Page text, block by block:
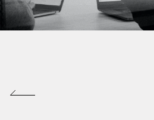
級，加入
碼功能！